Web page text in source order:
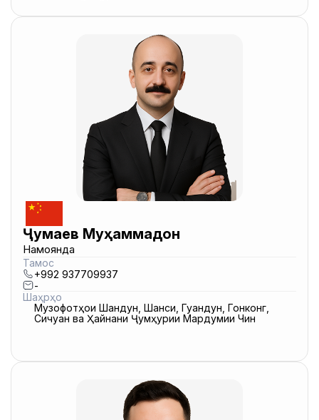
Ҷумаев Муҳаммадҷон
Намоянда
Тамос
+992 937709937
-
Шаҳрҳо
Музофотҳои Шандун, Шанси, Гуандун, Гонконг,
Сичуан ва Ҳайнани Ҷумҳурии Мардумии Чин